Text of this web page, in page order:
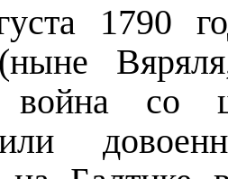
1790
война со